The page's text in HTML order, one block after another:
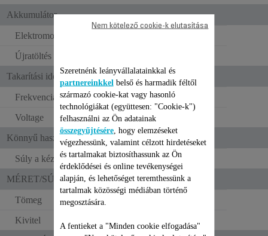
Akkumulátor
Elektromos feszültség
Újratöltés típusa
Takarítási idő
Frekvencia
50–60 Hz
Voltage
Könnyű használat
Súly a kézben
2.5 kg
MÉRET/SÚLY
Tömeg
Kivitel
Szeretnénk leányvállalatainkkal és
partnereinkkel belső és harmadik féltől
származó cookie-kat vagy hasonló
technológiákat (együttesen: "Cookie-k")
felhasználni az Ön adatainak
összegyűjtésére, hogy elemzéseket
végezhessünk, valamint célzott hirdetéseket
és tartalmakat biztosíthassunk az Ön
érdeklődései és online tevékenységei
alapján, és lehetőséget teremthessünk a
tartalmak közösségi médiában történő
megosztására.
A fentieket a "Minden cookie elfogadása"
Nem kötelező cookie-k elutasítása